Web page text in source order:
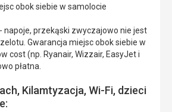
obok siebie w samolocie
napoje, przekąski zwyczajowo nie jest
Gwarancja miejsc obok siebie w
cost (np. Ryanair, Wizzair, EasyJet i
płatna.
Kilamtyzacja, Wi-Fi, dzieci